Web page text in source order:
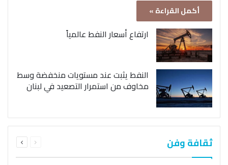
أكمل القراءة »
ارتفاع أسعار النفط عالمياً
النفط يثبت عند مستويات منخفضة وسط
مخاوف من استمرار التصعيد في لبنان
ثقافة وفن الصفحةالصفحة